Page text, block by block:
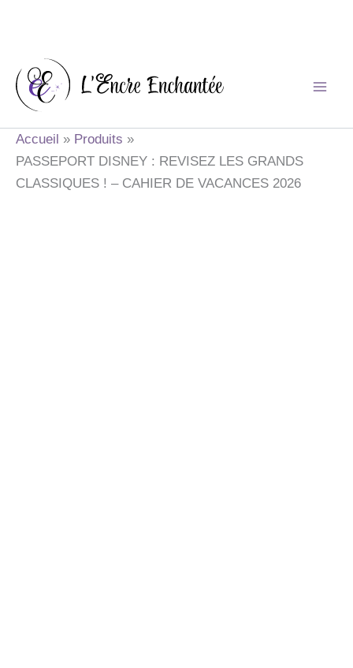
contenu
Accueil
Produits
PASSEPORT DISNEY : REVISEZ LES GRANDS
CLASSIQUES ! – CAHIER DE VACANCES 2026